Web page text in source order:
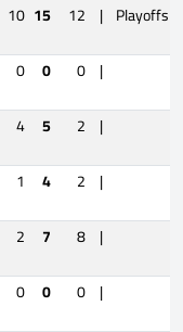
10 15 12 | Playoffs
0 0 0 |
4 5 2 |
1 4 2 |
2 7 8 |
0 0 0 |